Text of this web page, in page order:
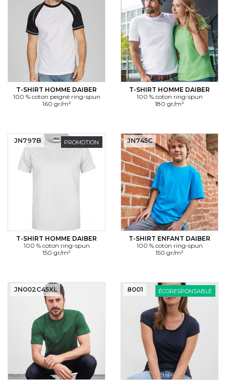
T-SHIRT HOMME DAIBER
100 % coton peigné ring-spun
160 gr/m²
T-SHIRT HOMME DAIBER
100 % coton ring-spun
180 gr/m²
PROMOTION
T-SHIRT HOMME DAIBER
100 % coton ring-spun
150 gr/m²
JN797B
T-SHIRT ENFANT DAIBER
100 % coton ring-spun
150 gr/m²
JN745C
JN002C45XL ÉCORESPONSABLE
8001